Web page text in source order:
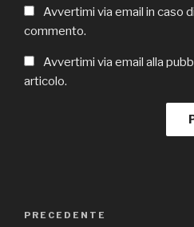
Avvertimi via email in caso
commento.
Avvertimi via email alla
articolo.
Articolo
PRECEDENTE